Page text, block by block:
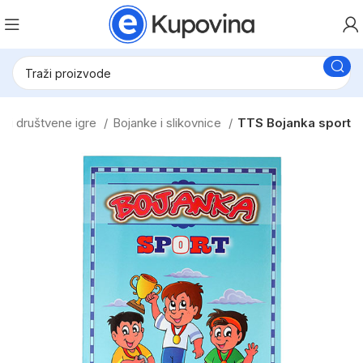
i društvene igre Bojanke i slikovnice TTS Bojanka sport